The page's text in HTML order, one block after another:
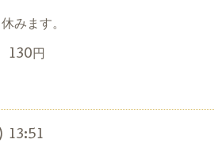
みます。
130円
13:51